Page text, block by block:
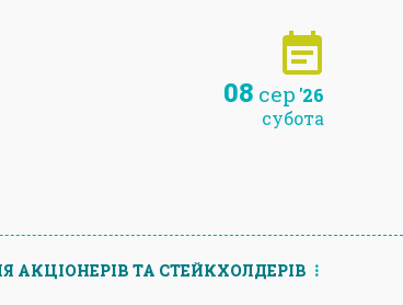
08 сер '26
субота
АКЦIОНЕРIВ ТА СТЕЙКХОЛДЕРIВ